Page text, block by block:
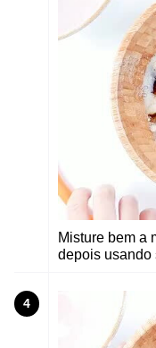
Misture bem a
depois usando
4